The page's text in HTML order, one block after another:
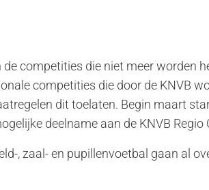
competities die niet meer worden
competities die door de KNVB
dit toelaten. Begin maart
deelname aan de KNVB Regio
, zaal- en pupillenvoetbal gaan al